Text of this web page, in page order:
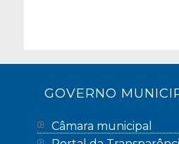
GOVERNO
Câmara municipal